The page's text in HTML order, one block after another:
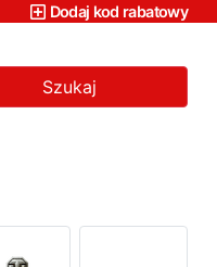
Dodaj kod rabatowy
Szukaj